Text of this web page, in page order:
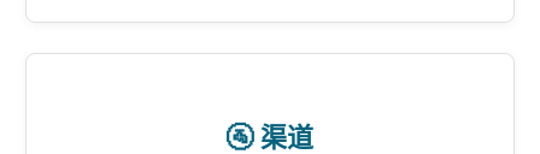
🚰 渠道